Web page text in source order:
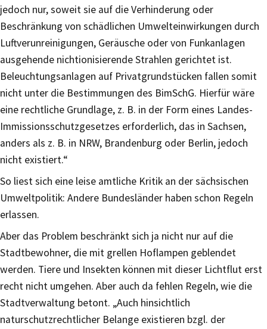
jedoch nur, soweit sie auf die Verhinderung oder
Beschränkung von schädlichen Umwelteinwirkungen durch
Luftverunreinigungen, Geräusche oder von Funkanlagen
ausgehende nichtionisierende Strahlen gerichtet ist.
Beleuchtungsanlagen auf Privatgrundstücken fallen somit
nicht unter die Bestimmungen des BimSchG. Hierfür wäre
eine rechtliche Grundlage, z. B. in der Form eines Landes-
Immissionsschutzgesetzes erforderlich, das in Sachsen,
anders als z. B. in NRW, Brandenburg oder Berlin, jedoch
nicht existiert.“
So liest sich eine leise amtliche Kritik an der sächsischen
Umweltpolitik: Andere Bundesländer haben schon Regeln
erlassen.
Aber das Problem beschränkt sich ja nicht nur auf die
Stadtbewohner, die mit grellen Hoflampen geblendet
werden. Tiere und Insekten können mit dieser Lichtflut erst
recht nicht umgehen. Aber auch da fehlen Regeln, wie die
Stadtverwaltung betont. „Auch hinsichtlich
naturschutzrechtlicher Belange existieren bzgl. der